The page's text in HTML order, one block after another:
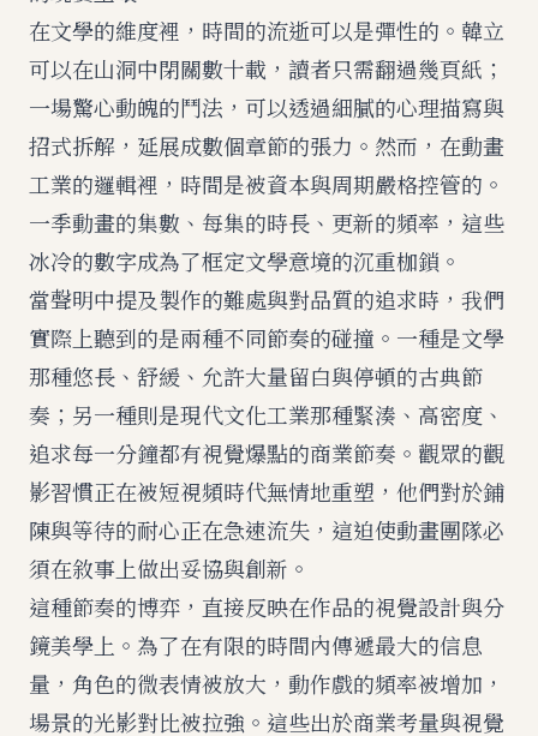
在文學的維度裡，時間的流逝可以是彈性的。韓立
可以在山洞中閉關數十載，讀者只需翻過幾頁紙；
一場驚心動魄的鬥法，可以透過細膩的心理描寫與
招式拆解，延展成數個章節的張力。然而，在動畫
工業的邏輯裡，時間是被資本與周期嚴格控管的。
一季動畫的集數、每集的時長、更新的頻率，這些
冰冷的數字成為了框定文學意境的沉重枷鎖。
當聲明中提及製作的難處與對品質的追求時，我們
實際上聽到的是兩種不同節奏的碰撞。一種是文學
那種悠長、舒緩、允許大量留白與停頓的古典節
奏；另一種則是現代文化工業那種緊湊、高密度、
追求每一分鐘都有視覺爆點的商業節奏。觀眾的觀
影習慣正在被短視頻時代無情地重塑，他們對於鋪
陳與等待的耐心正在急速流失，這迫使動畫團隊必
須在敘事上做出妥協與創新。
這種節奏的博弈，直接反映在作品的視覺設計與分
鏡美學上。為了在有限的時間內傳遞最大的信息
量，角色的微表情被放大，動作戲的頻率被增加，
場景的光影對比被拉強。這些出於商業考量與視覺